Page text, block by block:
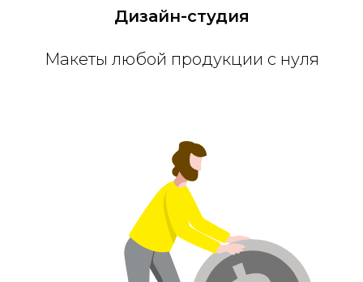
Дизайн-студия
Макеты любой продукции с нуля